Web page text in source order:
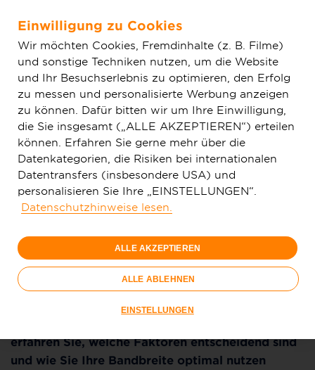
Zum Hauptinhalt springen
Glasfaser & Ausbau
Glasfaser-Wissen
Geschwindigkeit
Glasfaser fürs Streaming
Wie viel Bandbreite braucht
Internet-Fernsehen?
streamen, ist beliebter denn je. Doch welche
Internetgeschwindigkeit ist wirklich erforderlich?
Abhängig von Auflösung, gleichzeitiger Nutzung
im Haushalt und verwendeter Technologie kann
erfahren Sie, welche Faktoren entscheidend sind
und wie Sie Ihre Bandbreite optimal nutzen
Einwilligung zu Cookies
Wir möchten Cookies, Fremdinhalte (z. B. Filme)
und sonstige Techniken nutzen, um die Website
und Ihr Besuchserlebnis zu optimieren, den Erfolg
zu messen und personalisierte Werbung anzeigen
zu können. Dafür bitten wir um Ihre Einwilligung,
die Sie insgesamt („ALLE AKZEPTIEREN“) erteilen
können. Erfahren Sie gerne mehr über die
Datenkategorien, die Risiken bei internationalen
Datentransfers (insbesondere USA) und
personalisieren Sie Ihre „EINSTELLUNGEN“.
Datenschutzhinweise lesen.
ALLE AKZEPTIEREN
ALLE ABLEHNEN
EINSTELLUNGEN